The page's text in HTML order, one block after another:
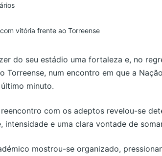
do seu estádio uma fortaleza e, no
num encontro em que a
minuto.
com os adeptos revelou-se
e uma clara vontade de
mostrou-se organizado,